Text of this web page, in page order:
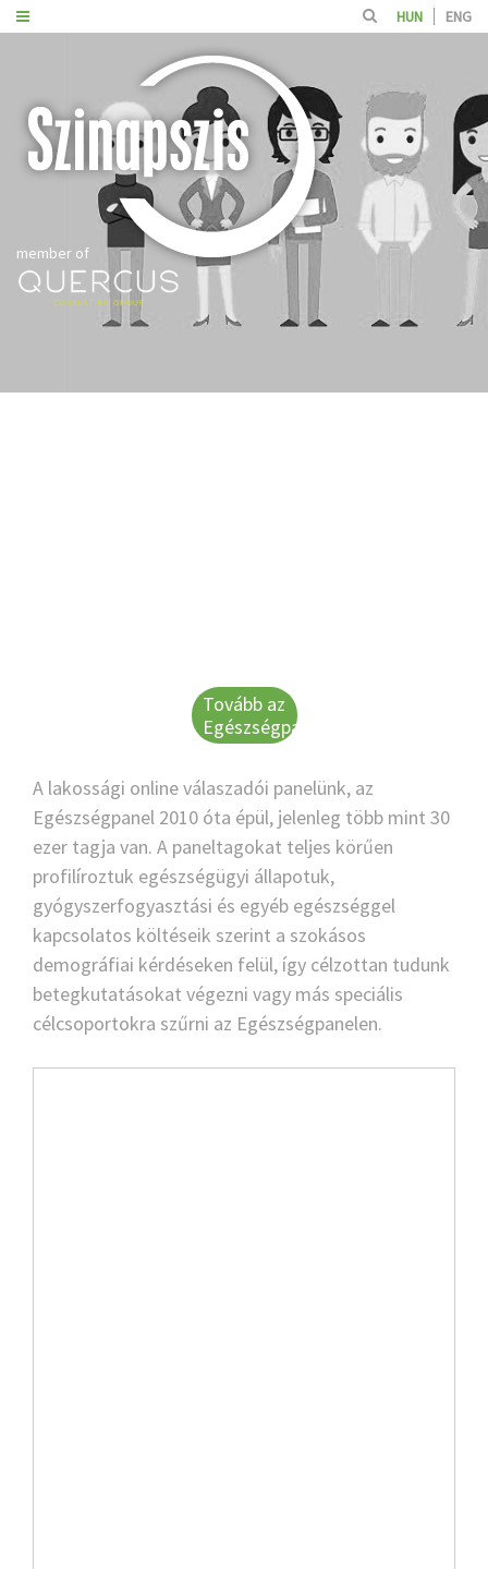
HUN ENG
member of
Tovább az
Egészségpanelre
A lakossági online válaszadói panelünk, az
Egészségpanel 2010 óta épül, jelenleg több mint 30
ezer tagja van. A paneltagokat teljes körűen
profilíroztuk egészségügyi állapotuk,
gyógyszerfogyasztási és egyéb egészséggel
kapcsolatos költéseik szerint a szokásos
demográfiai kérdéseken felül, így célzottan tudunk
betegkutatásokat végezni vagy más speciális
célcsoportokra szűrni az Egészségpanelen.